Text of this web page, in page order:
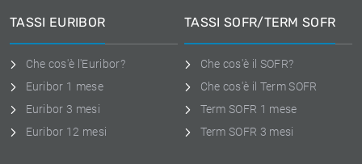
TASSI EURIBOR
Che cos'è l'Euribor?
Euribor 1 mese
Euribor 3 mesi
Euribor 12 mesi
TASSI SOFR/TERM SOFR
Che cos'è il SOFR?
Che cos'è il Term SOFR
Term SOFR 1 mese
Term SOFR 3 mesi